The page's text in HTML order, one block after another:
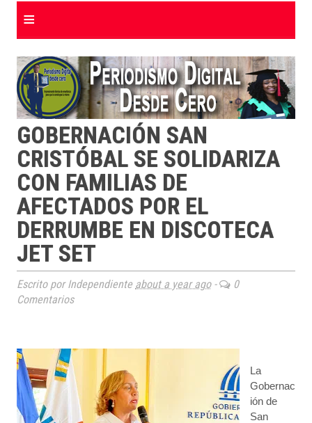
≡
GOBERNACIÓN SAN
CRISTÓBAL SE SOLIDARIZA
CON FAMILIAS DE
AFECTADOS POR EL
DERRUMBE EN DISCOTECA
JET SET
Escrito por Independiente about a year ago-
0
Comentarios
La
Gobernac
ión de
San